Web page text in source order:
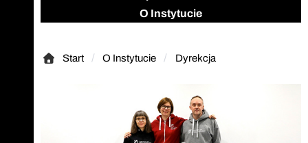
O Instytucie
Start
Start O Instytucie Dyrekcja